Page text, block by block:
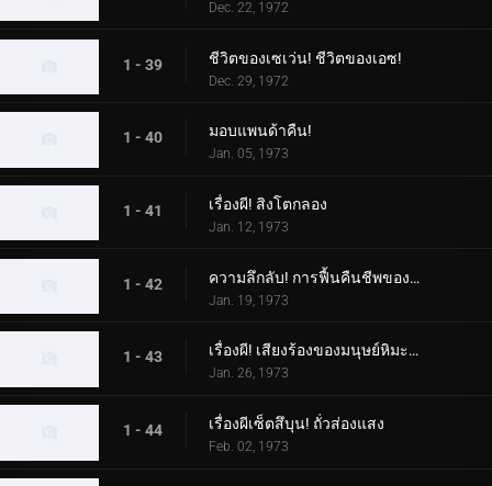
Dec. 22, 1972
1 - 39 ชีวิตของเซเว่น! ชีวิตของเอซ!
Dec. 29, 1972
1 - 40 มอบแพนด้าคืน!
Jan. 05, 1973
1 - 41 เรื่องผี! สิงโตกลอง
Jan. 12, 1973
1 - 42 ความลึกลับ! การฟื้นคืนชีพของสัตว์ประหลาด Woo
Jan. 19, 1973
1 - 43 เรื่องผี! เสียงร้องของมนุษย์หิมะที่น่ารังเกียจ
Jan. 26, 1973
1 - 44 เรื่องผีเซ็ตสึบุน! ถั่วส่องแสง
Feb. 02, 1973